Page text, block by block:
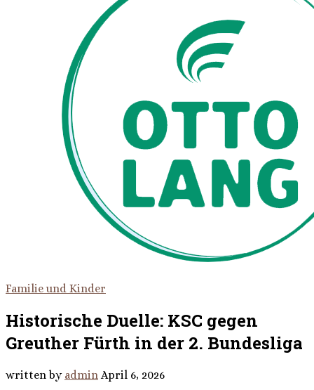
Familie und Kinder
Historische Duelle: KSC gegen
Greuther Fürth in der 2. Bundesliga
written by admin April 6, 2026